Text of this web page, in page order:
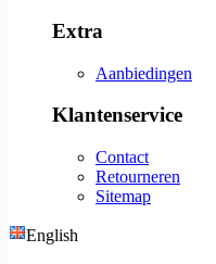
Extra
Aanbiedingen
Klantenservice
Contact
Retourneren
Sitemap
English